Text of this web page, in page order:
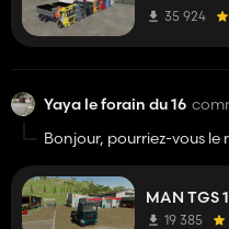
35 924
Yaya le forain du 16
Bonjour, pourriez-vous le
MAN TGS
19 385